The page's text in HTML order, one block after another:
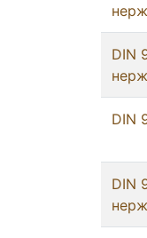
DIN
DIN
DIN